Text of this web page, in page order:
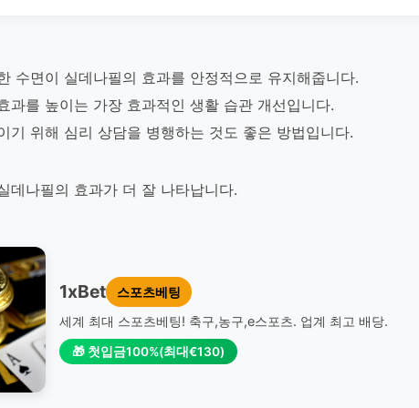
수면이 실데나필의 효과를 안정적으로 유지해줍니다.
과를 높이는 가장 효과적인 생활 습관 개선입니다.
기 위해 심리 상담을 병행하는 것도 좋은 방법입니다.
데나필의 효과가 더 잘 나타납니다.
1xBet
스포츠베팅
세계 최대 스포츠베팅! 축구,농구,e스포츠. 업계 최고 배당.
🎁 첫입금100%(최대€130)